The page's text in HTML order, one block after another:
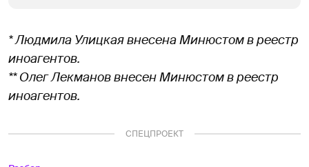
* Людмила Улицкая внесена Минюстом в реестр
иноагентов.
** Олег Лекманов внесен Минюстом в реестр
иноагентов.
СПЕЦПРОЕКТ